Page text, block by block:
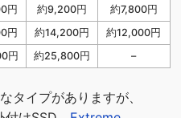
円 約9,200円
約7,800円
円 約14,200円
約12,000円
円 約25,800円 –
タイプがありますが、